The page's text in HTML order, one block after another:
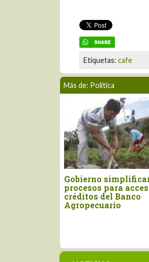
Etiquetas: cafe
Más de: Política
aranceles
del sector”
Gremios
sorprendidos
subir el sueldo
1.300